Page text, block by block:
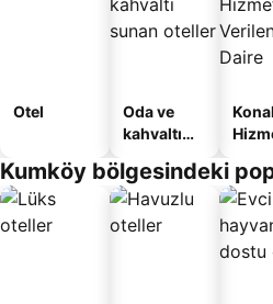
Otel
Oda ve
kahvaltı
oteller
Apart
Daire
Kumköy bölgesindeki